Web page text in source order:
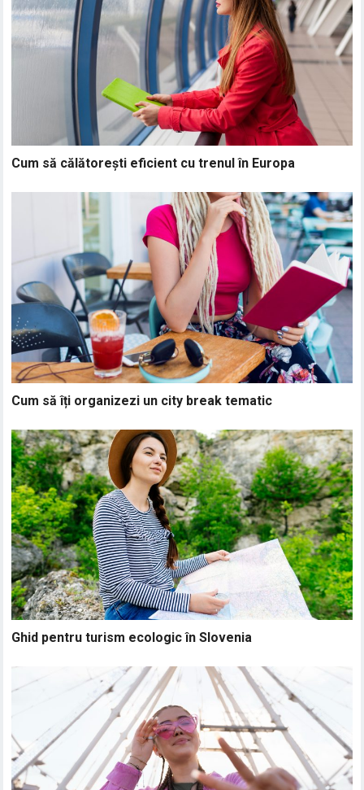
Cum să călătorești eficient cu trenul în Europa
Cum să îți organizezi un city break tematic
Ghid pentru turism ecologic în Slovenia